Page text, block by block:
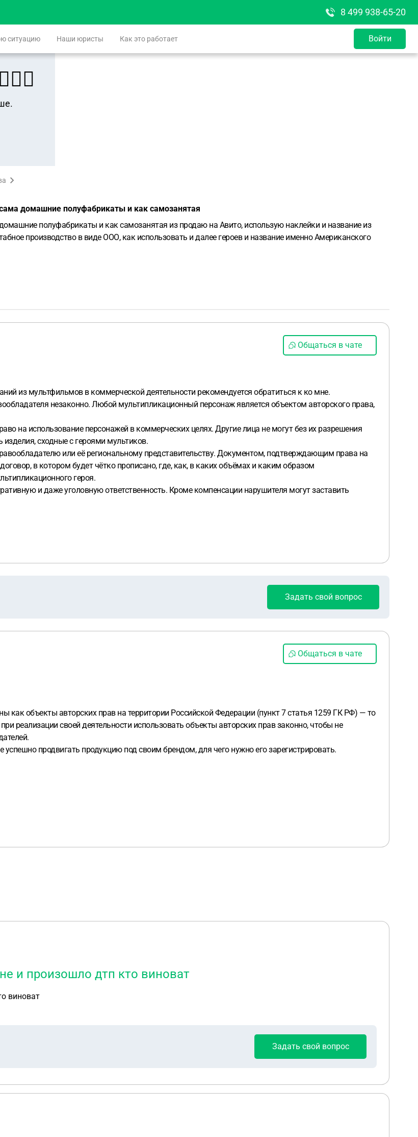
8 499 938-65-20
ситуацию Наши юристы Как это работает Войти
домашние полуфабрикаты и как самозанятая
полуфабрикаты и как самозанятая из продаю на Авито, использую наклейки и название из
производство в виде ООО, как использовать и далее героев и название именно Американского
Общаться в чате
из мультфильмов в коммерческой деятельности рекомендуется обратиться к ко мне.
незаконно. Любой мультипликационный персонаж является объектом авторского права,
на использование персонажей в коммерческих целях. Другие лица не могут без их разрешения
сходные с героями мультиков.
или её региональному представительству. Документом, подтверждающим права на
в котором будет чётко прописано, где, как, в каких объёмах и каким образом
героя.
и даже уголовную ответственность. Кроме компенсации нарушителя могут заставить
Задать свой вопрос
Общаться в чате
как объекты авторских прав на территории Российской Федерации (пункт 7 статья 1259 ГК РФ) — то
реализации своей деятельности использовать объекты авторских прав законно, чтобы не
продвигать продукцию под своим брендом, для чего нужно его зарегистрировать.
и произошло дтп кто виноват
виноват
Задать свой вопрос